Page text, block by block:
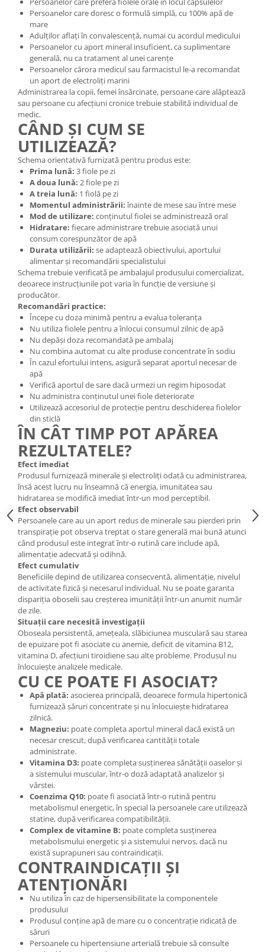
Persoanelor care doresc o formulă simplă, cu 100% apă de
mare
Adulților aflați în convalescență, numai cu acordul medicului
Persoanelor cu aport mineral insuficient, ca suplimentare
generală, nu ca tratament al unei carențe
Persoanelor cărora medicul sau farmacistul le-a recomandat
un aport de electroliți marini
Administrarea la copii, femei însărcinate, persoane care alăptează
sau persoane cu afecțiuni cronice trebuie stabilită individual de
medic.
CÂND ȘI CUM SE
UTILIZEAZĂ?
Schema orientativă furnizată pentru produs este:
Prima lună: 3 fiole pe zi
A doua lună: 2 fiole pe zi
A treia lună: 1 fiolă pe zi
Momentul administrării:înainte de mese sau între mese
Mod de utilizare: conținutul fiolei se administrează oral
Hidratare: fiecare administrare trebuie asociată unui
consum corespunzător de apă
Durata utilizării: se adaptează obiectivului, aportului
alimentar și recomandării specialistului
Schema trebuie verificată pe ambalajul produsului comercializat,
deoarece instrucțiunile pot varia în funcție de versiune și
producător.
Recomandări practice:
Începe cu doza minimă pentru a evalua toleranța
Nu utiliza fiolele pentru a înlocui consumul zilnic de apă
Nu depăși doza recomandată pe ambalaj
Nu combina automat cu alte produse concentrate în sodiu
În cazul efortului intens, asigură separat aportul necesar de
apă
Verifică aportul de sare dacă urmezi un regim hiposodat
Nu administra conținutul unei fiole deteriorate
Utilizează accesoriul de protecție pentru deschiderea fiolelor
din sticlă
ÎN CÂT TIMP POT APĂREA
REZULTATELE?
Efect imediat
Produsul furnizează minerale și electroliți odată cu administrarea,
însă acest lucru nu înseamnă că energia, imunitatea sau
hidratarea se modifică imediat într-un mod perceptibil.
Efect observabil
Persoanele care au un aport redus de minerale sau pierderi prin
transpirație pot observa treptat o stare generală mai bună atunci
când produsul este integrat într-o rutină care include apă,
alimentație adecvată și odihnă.
Efect cumulativ
Beneficiile depind de utilizarea consecventă, alimentație, nivelul
de activitate fizică și necesarul individual. Nu se poate garanta
dispariția oboselii sau creșterea imunității într-un anumit număr
de zile.
Situații care necesită investigații
Oboseala persistentă, amețeala, slăbiciunea musculară sau starea
de epuizare pot fi asociate cu anemie, deficit de vitamina B12,
vitamina D, afecțiuni tiroidiene sau alte probleme. Produsul nu
înlocuiește analizele medicale.
CU CE POATE FI ASOCIAT?
Apă plată: asocierea principală, deoarece formula hipertonică
furnizează săruri concentrate și nu înlocuiește hidratarea
zilnică.
Magneziu: poate completa aportul mineral dacă există un
necesar crescut, după verificarea cantității totale
administrate.
Vitamina D3: poate completa susținerea sănătății oaselor și
a sistemului muscular, într-o doză adaptată analizelor și
vârstei.
Coenzima Q10: poate fi asociată într-o rutină pentru
metabolismul energetic, în special la persoanele care utilizează
statine, după verificarea compatibilității.
Complex de vitamine B: poate completa susținerea
metabolismului energetic și a sistemului nervos, dacă nu
există suprapuneri sau contraindicații.
CONTRAINDICAȚII ȘI
ATENȚIONĂRI
Nu utiliza în caz de hipersensibilitate la componentele
produsului
Produsul conține apă de mare cu o concentrație ridicată de
săruri
Persoanele cu hipertensiune arterială trebuie să consulte